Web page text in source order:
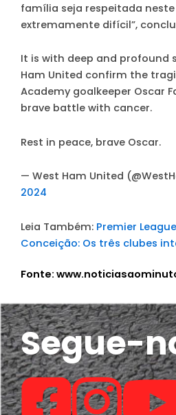
família seja respeitada
extremamente difícil”,
It is with deep and profound
Ham United confirm the
Academy goalkeeper Oscar
brave battle with cancer.
Rest in peace, brave Oscar.
— West Ham United
2024
Leia Também: Premier
Conceição: Os três clubes
Fonte:
Segue-